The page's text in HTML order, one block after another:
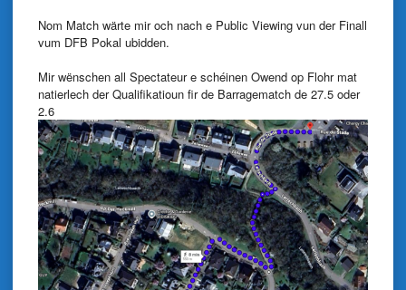
Nom Match wärte mir och nach e Public Viewing vun der Finall
vum DFB Pokal ubidden.
Mir wënschen all Spectateur e schéinen Owend op Flohr mat
natierlech der Qualifikatioun fir de Barragematch de 27.5 oder
2.6